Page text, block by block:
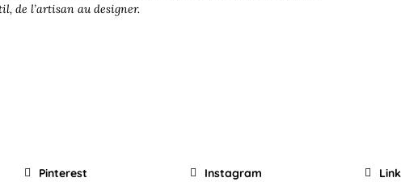
de l’artisan au designer.
Pinterest Instagram